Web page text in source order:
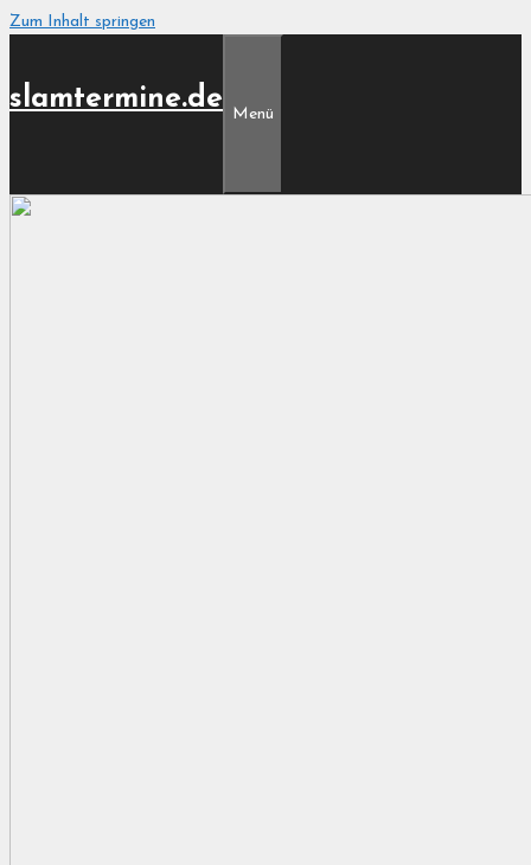
Zum Inhalt springen
slamtermine.de
Menü